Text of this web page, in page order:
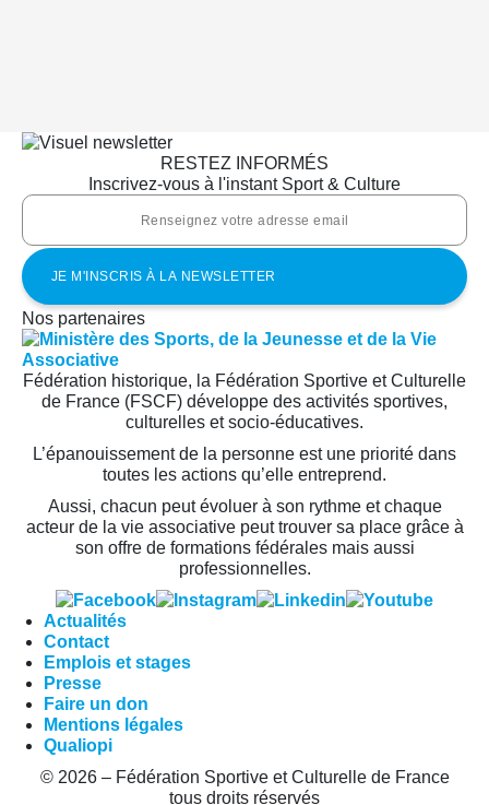
RESTEZ INFORMÉS
Inscrivez-vous à l'instant Sport & Culture
Nos partenaires
Fédération historique, la Fédération Sportive et Culturelle
de France (FSCF) développe des activités sportives,
culturelles et socio-éducatives.
L’épanouissement de la personne est une priorité dans
toutes les actions qu’elle entreprend.
Aussi, chacun peut évoluer à son rythme et chaque
acteur de la vie associative peut trouver sa place grâce à
son offre de formations fédérales mais aussi
professionnelles.
Actualités
Contact
Emplois et stages
Presse
Faire un don
Mentions légales
Qualiopi
© 2026 – Fédération Sportive et Culturelle de France
tous droits réservés